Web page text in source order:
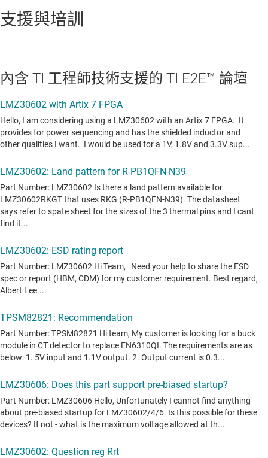
支援與培訓
內含 TI 工程師技術支援的 TI E2E™ 論壇